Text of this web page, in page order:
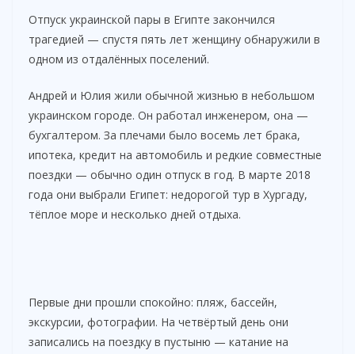
Отпуск украинской пары в Египте закончился
трагедией — спустя пять лет женщину обнаружили в
одном из отдалённых поселений.
Андрей и Юлия жили обычной жизнью в небольшом
украинском городе. Он работал инженером, она —
бухгалтером. За плечами было восемь лет брака,
ипотека, кредит на автомобиль и редкие совместные
поездки — обычно один отпуск в год. В марте 2018
года они выбрали Египет: недорогой тур в Хургаду,
тёплое море и несколько дней отдыха.
Первые дни прошли спокойно: пляж, бассейн,
экскурсии, фотографии. На четвёртый день они
записались на поездку в пустыню — катание на